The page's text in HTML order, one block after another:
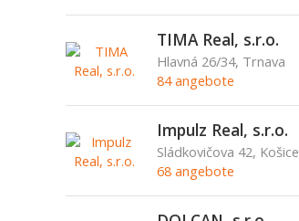
TIMA Real, s.r.o.
Hlavná 26/34, Trnava
84 angebote
Impulz Real, s.r.o.
Sládkovičova 42, Košice
68 angebote